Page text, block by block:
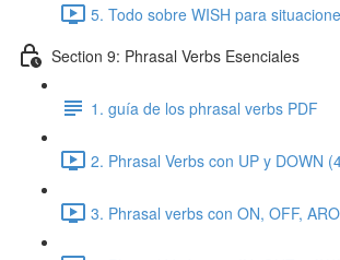
5. Todo sobre WISH para
Section 9: Phrasal Verbs Esenciales
1. guía de los phrasal verbs PDF
2. Phrasal Verbs con UP y DOWN
3. Phrasal verbs con ON, OFF,